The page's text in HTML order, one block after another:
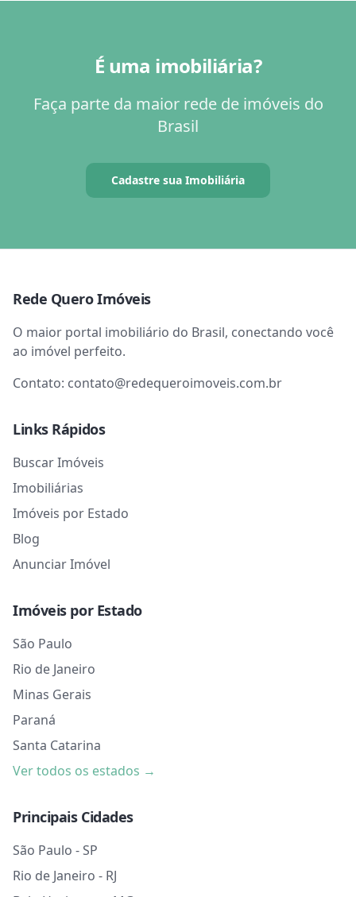
É uma imobiliária?
Faça parte da maior rede de imóveis do
Brasil
Cadastre sua Imobiliária
Rede Quero Imóveis
O maior portal imobiliário do Brasil, conectando você
ao imóvel perfeito.
Contato: contato@redequeroimoveis.com.br
Links Rápidos
Buscar Imóveis
Imobiliárias
Imóveis por Estado
Blog
Anunciar Imóvel
Imóveis por Estado
São Paulo
Rio de Janeiro
Minas Gerais
Paraná
Santa Catarina
Ver todos os estados →
Principais Cidades
São Paulo - SP
Rio de Janeiro - RJ